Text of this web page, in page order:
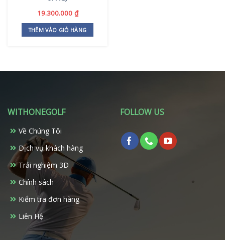
19.300.000 ₫
THÊM VÀO GIỎ HÀNG
WITHONEGOLF
Về Chúng Tôi
Dịch vụ khách hàng
Trải nghiệm 3D
Chính sách
Kiểm tra đơn hàng
Liên Hệ
FOLLOW US